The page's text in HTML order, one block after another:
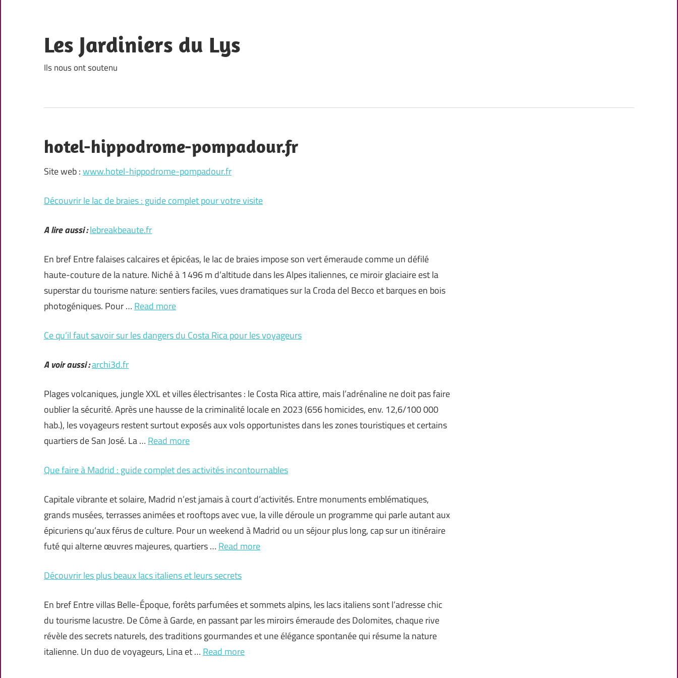
content
Les Jardiniers du Lys
Ils nous ont soutenu
hotel-hippodrome-pompadour.fr
Site web :www.hotel-hippodrome-pompadour.fr
Découvrir le lac de braies : guide complet pour votre visite
A lire aussi :lebreakbeaute.fr
En bref Entre falaises calcaires et épicéas, le lac de braies impose son vert émeraude comme un défilé
haute-couture de la nature. Niché à 1 496 m d’altitude dans les Alpes italiennes, ce miroir glaciaire est la
superstar du tourisme nature: sentiers faciles, vues dramatiques sur la Croda del Becco et barques en bois
photogéniques. Pour … Read more
Ce qu’il faut savoir sur les dangers du Costa Rica pour les voyageurs
A voir aussi :archi3d.fr
Plages volcaniques, jungle XXL et villes électrisantes : le Costa Rica attire, mais l’adrénaline ne doit pas faire
oublier la sécurité. Après une hausse de la criminalité locale en 2023 (656 homicides, env. 12,6/100 000
hab.), les voyageurs restent surtout exposés aux vols opportunistes dans les zones touristiques et certains
quartiers de San José. La … Read more
Que faire à Madrid : guide complet des activités incontournables
Capitale vibrante et solaire, Madrid n’est jamais à court d’activités. Entre monuments emblématiques,
grands musées, terrasses animées et rooftops avec vue, la ville déroule un programme qui parle autant aux
épicuriens qu’aux férus de culture. Pour un weekend à Madrid ou un séjour plus long, cap sur un itinéraire
futé qui alterne œuvres majeures, quartiers … Read more
Découvrir les plus beaux lacs italiens et leurs secrets
En bref Entre villas Belle-Époque, forêts parfumées et sommets alpins, les lacs italiens sont l’adresse chic
du tourisme lacustre. De Côme à Garde, en passant par les miroirs émeraude des Dolomites, chaque rive
révèle des secrets naturels, des traditions gourmandes et une élégance spontanée qui résume la nature
italienne. Un duo de voyageurs, Lina et … Read more